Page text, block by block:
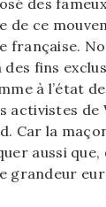
de ce
française.
fins
à l’état
de
Car la
aussi
grandeur